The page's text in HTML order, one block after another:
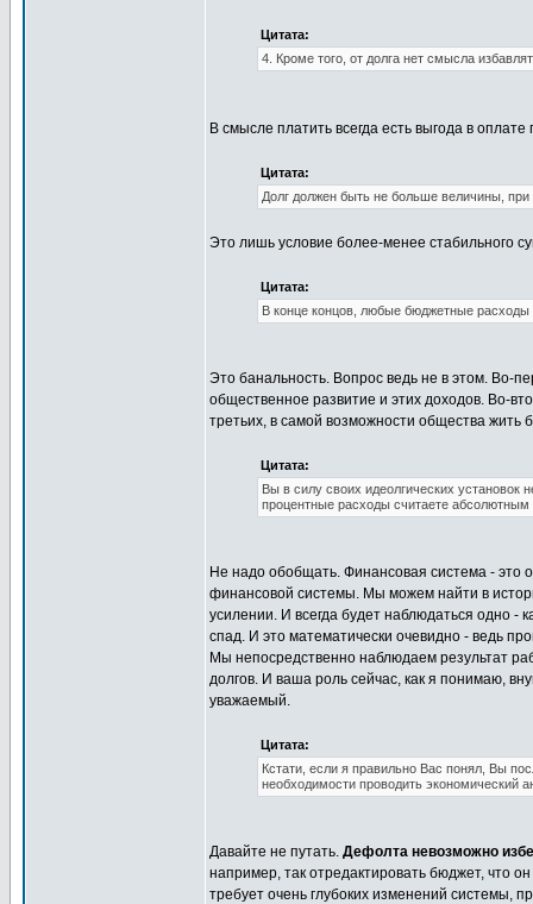
Цитата:
4. Кроме того, от долга нет смысла
В смысле платить всегда есть выгода в
Цитата:
Долг должен быть не больше величины,
Это лишь условие более-менее стабильного
Цитата:
В конце концов, любые бюджетные расходы
Это банальность. Вопрос ведь не в этом. Во-
общественное развитие и этих доходов. Во-
третьих, в самой возможности общества жить
Цитата:
Вы в силу своих идеолгических установок
процентные расходы считаете абсолютным
Не надо обобщать. Финансовая система - это
финансовой системы. Мы можем найти в
усилении. И всегда будет наблюдаться одно -
спад. И это математически очевидно - ведь
Мы непосредственно наблюдаем результат
долгов. И ваша роль сейчас, как я понимаю,
уважаемый.
Цитата:
Кстати, если я правильно Вас понял, Вы
необходимости проводить экономический
Давайте не путать. Дефолта невозможно
например, так отредактировать бюджет, что
требует очень глубоких изменений системы,